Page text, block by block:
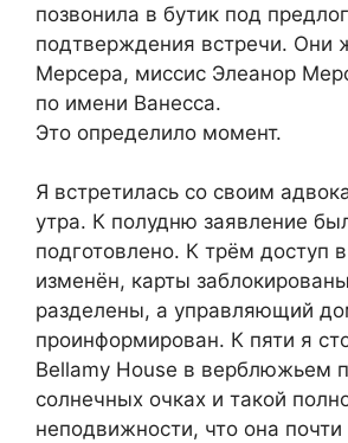
позвонила в бутик под
подтверждения встречи. Они
Мерсера, миссис Элеанор
по имени Ванесса.
Это определило момент.
Я встретилась со своим
утра. К полудню заявление
подготовлено. К трём доступ
изменён, карты
разделены, а управляющий
проинформирован. К пяти я
Bellamy House в верблюжьем
солнечных очках и такой
неподвижности, что она